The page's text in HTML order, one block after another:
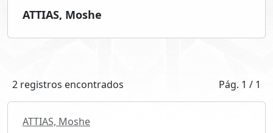
ATTIAS, Moshe
2 registros encontrados Pág. 1 / 1
ATTIAS, Moshe